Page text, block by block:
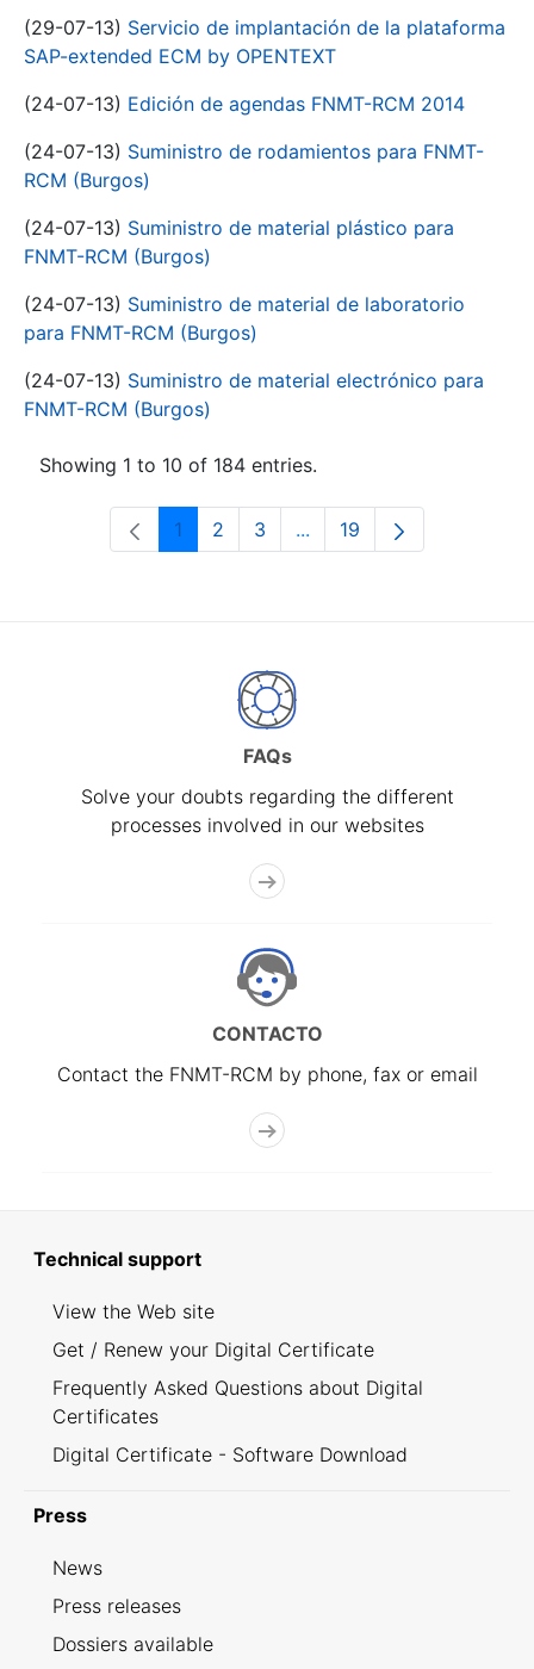
(29-07-13) Servicio de implantación de la plataforma
SAP-extended ECM by OPENTEXT
(24-07-13) Edición de agendas FNMT-RCM 2014
(24-07-13) Suministro de rodamientos para FNMT-
RCM (Burgos)
(24-07-13) Suministro de material plástico para
FNMT-RCM (Burgos)
(24-07-13) Suministro de material de laboratorio
para FNMT-RCM (Burgos)
(24-07-13) Suministro de material electrónico para
FNMT-RCM (Burgos)
Showing 1 to 10 of 184 entries.
Page
1 Page
2 Page
3 ...Intermediate Pages Use
Page
19
FAQs
Solve your doubts regarding the different
processes involved in our websites
CONTACTO
Contact the FNMT-RCM by phone, fax or email
Technical support
View the Web site
Get / Renew your Digital Certificate
Frequently Asked Questions about Digital
Certificates
Digital Certificate - Software Download
Press
News
Press releases
Dossiers available